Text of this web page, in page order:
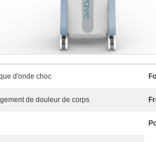
d'onde choc
de douleur de corps